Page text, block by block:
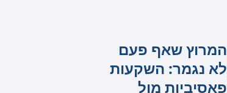
המרוץ שאף פעם
לא נגמר: השקעות
פאסיביות מול